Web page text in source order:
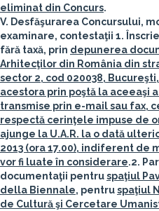
eliminat din Concurs.
V. Desfăşurarea Concursului,
examinare, contestaţii 1.
fără taxă, prin depunerea
Arhitecţilor din România din
sector 2, cod 020038,
acestora prin poştă la aceeaşi
transmise prin e-mail sau fax,
respectă cerinţele impuse de
ajunge la U.A.R. la o dată
2013 (ora 17.00), indiferent
vor fi luate în considerare.2.
documentaţii pentruspaţiul
della Biennale, pentruspaţiul
de Cultură şi Cercetare